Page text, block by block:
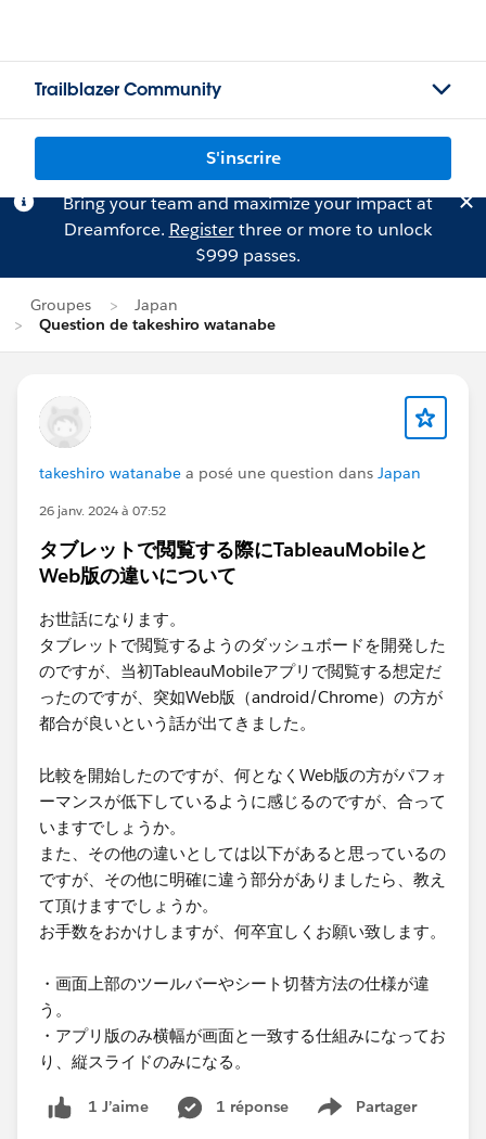
Trailblazer Community
S'inscrire
Bring your team and maximize your impact at
Dreamforce. Registerthree or more to unlock
$999 passes.
Groupes
Japan
Question de takeshiro watanabe
takeshiro watanabe a posé une question dans Japan
26 janv. 2024 à 07:52
タブレットで閲覧する際にTableauMobileと
Web版の違いについて
お世話になります。
タブレットで閲覧するようのダッシュボードを開発した
のですが、当初TableauMobileアプリで閲覧する想定だ
ったのですが、突如Web版（android/Chrome）の方が
都合が良いという話が出てきました。
比較を開始したのですが、何となくWeb版の方がパフォ
ーマンスが低下しているように感じるのですが、合って
いますでしょうか。
また、その他の違いとしては以下があると思っているの
ですが、その他に明確に違う部分がありましたら、教え
て頂けますでしょうか。
お手数をおかけしますが、何卒宜しくお願い致します。
・画面上部のツールバーやシート切替方法の仕様が違
う。
・アプリ版のみ横幅が画面と一致する仕組みになってお
り、縦スライドのみになる。
1 J’aime 1 réponse Partager
Show menu